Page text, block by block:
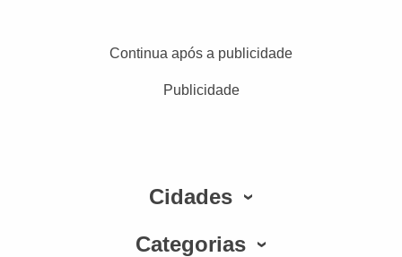
Continua após a publicidade
Publicidade
Cidades
Categorias